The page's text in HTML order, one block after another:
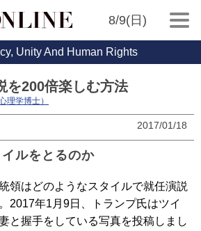
8/9(日)
Unity And Human Rights
を200倍楽しむ方法
理学博士）
2017/01/18
ルをとるのか
領はどのようなスタイルで就任演説
2017年1月9日、トランプ氏はツイ
と握手をしている写真を投稿しまし